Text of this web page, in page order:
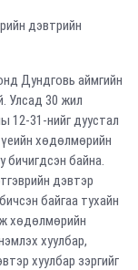
дэвтрийн
Дундговь аймгийн
Улсад 30 жил
12-31-нийг дуустал
хөдөлмөрийн
байна.
дэвтэр
байгаа тухайн
хөдөлмөрийн
хуулбар,
хуулбар зэргийг